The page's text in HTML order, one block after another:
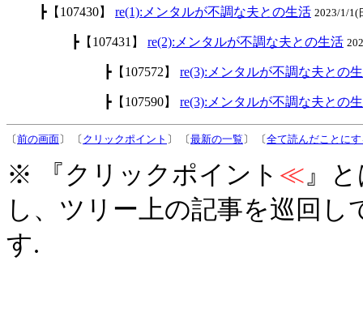
┣【107430】 re(1):メンタルが不調な夫との生活 2023/1/1(
┣【107431】 re(2):メンタルが不調な夫との生活
┣【107572】 re(3):メンタルが不調な夫との
┣【107590】 re(3):メンタルが不調な夫との
〔前の画面〕 〔 クリックポイント 〕 〔最新の一覧 〕 〔全て読んだことに
※ 『クリックポイント ≪』
し、ツリー上の記事を巡回
す.